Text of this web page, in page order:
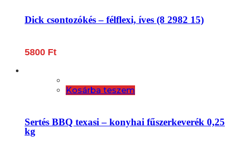
Dick csontozókés – félflexi, íves (8 2982 15)
5800 Ft
Kosárba teszem
Sertés BBQ texasi – konyhai fűszerkeverék 0,25
kg